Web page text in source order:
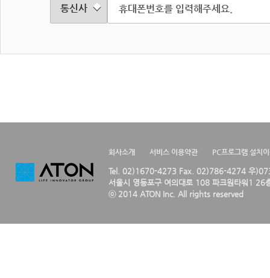
회사소개 서비스 이용약관 PC프로그램 설치
Tel. 02)1670-4273 Fax. 02)786-4274 우
서울시 영등포구 여의대로 108 파크원타워1 26
ⓒ 2014 ATON Inc. All rights reserved